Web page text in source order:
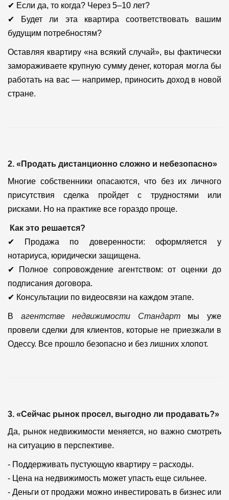
✔ Если да, то когда? Через 5–10 лет?
✔ Будет ли эта квартира соответствовать вашим
будущим потребностям?
Оставляя квартиру «на всякий случай», вы фактически
замораживаете крупную сумму денег, которая могла бы
работать на вас — например, приносить доход в новой
стране.
2. «Продать дистанционно сложно и небезопасно»
Многие собственники опасаются, что без их личного
присутствия сделка пройдет с трудностями или
рисками. Но на практике все гораздо проще.
Как это решается?
✔ Продажа по доверенности: оформляется у
нотариуса, юридически защищена.
✔ Полное сопровождение агентством: от оценки до
подписания договора.
✔ Консультации по видеосвязи на каждом этапе.
В агентстве недвижимости Стандартмы уже
провели сделки для клиентов, которые не приезжали в
Одессу. Все прошло безопасно и без лишних хлопот.
3. «Сейчас рынок просел, выгодно ли продавать?»
Да, рынок недвижимости меняется, но важно смотреть
на ситуацию в перспективе.
- Поддерживать пустующую квартиру = расходы.
- Цена на недвижимость может упасть еще сильнее.
- Деньги от продажи можно инвестировать в бизнес или